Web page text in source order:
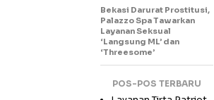
Bekasi Darurat Prostitusi,
Palazzo Spa Tawarkan
Layanan Seksual
‘Langsung ML’ dan
‘Threesome’
POS-POS TERBARU